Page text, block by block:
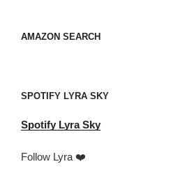
your
AMAZON SEARCH
SPOTIFY LYRA SKY
Spotify Lyra Sky
Follow Lyra ❤️